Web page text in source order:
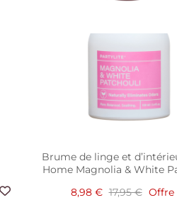
Brume de linge et
Home Magnolia & White
8,98 € 17,95 € Offre